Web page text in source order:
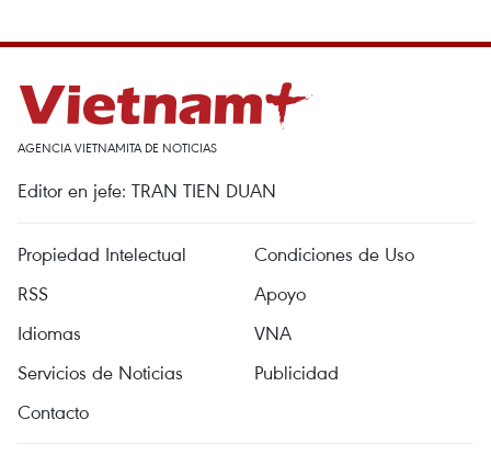
AGENCIA VIETNAMITA DE NOTICIAS
Editor en jefe: TRAN TIEN DUAN
Propiedad Intelectual
Condiciones de Uso
RSS
Apoyo
Idiomas
VNA
Servicios de Noticias
Publicidad
Contacto